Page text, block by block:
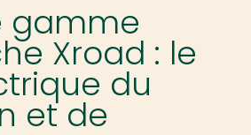
gamme
Xroad : le
du
et de